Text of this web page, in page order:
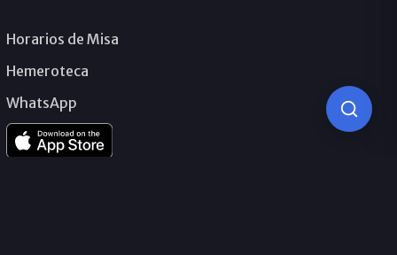
Horarios de Misa
Hemeroteca
WhatsApp